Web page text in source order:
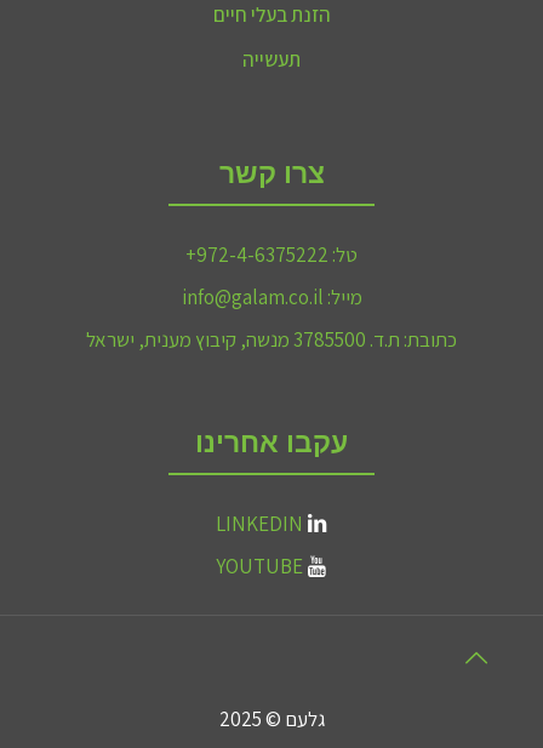
הזנת בעלי חיים
תעשייה
צרו קשר
טל: 972-4-6375222+
מייל: info@galam.co.il
כתובת: ת.ד. 3785500 מנשה, קיבוץ מענית, ישראל
עקבו אחרינו
LINKEDIN
YOUTUBE
גלעם © 2025